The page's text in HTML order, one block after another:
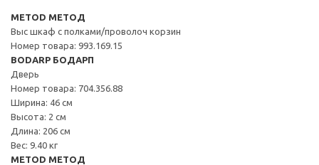
METOD МЕТОД
Выс шкаф с полками/проволоч корзин
Номер товара: 993.169.15
BODARP БОДАРП
Дверь
Номер товара: 704.356.88
Ширина: 46 см
Высота: 2 см
Длина: 206 см
Вес: 9.40 кг
METOD МЕТОД